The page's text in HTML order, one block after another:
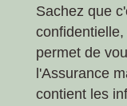
Sachez que
permet de
l'Assurance
contient les